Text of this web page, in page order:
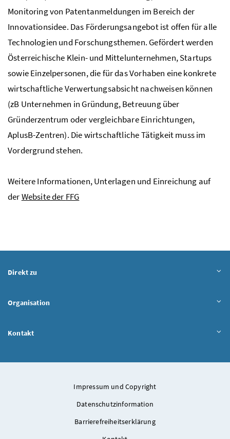
Monitoring von Patentanmeldungen im Bereich der
Innovationsidee. Das Förderungsangebot ist offen für alle
Technologien und Forschungsthemen. Gefördert werden
Österreichische Klein- und Mittelunternehmen, Startups
sowie Einzelpersonen, die für das Vorhaben eine konkrete
wirtschaftliche Verwertungsabsicht nachweisen können
(zB Unternehmen in Gründung, Betreuung über
Gründerzentrum oder vergleichbare Einrichtungen,
AplusB-Zentren). Die wirtschaftliche Tätigkeit muss im
Vordergrund stehen.
Weitere Informationen, Unterlagen und Einreichung auf
derWebsiteder FFG
Direkt zu
Organisation
Kontakt
Impressum und Copyright
Datenschutzinformation
Barrierefreiheitserklärung